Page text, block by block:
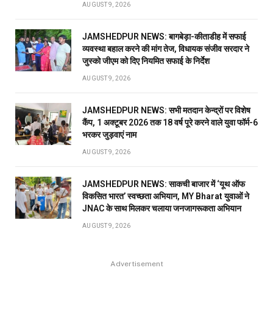
AUGUST 9, 2026
JAMSHEDPUR NEWS: बागबेड़ा-कीताडीह में सफाई
व्यवस्था बहाल करने की मांग तेज, विधायक संजीव सरदार ने
जुस्को जीएम को दिए नियमित सफाई के निर्देश
AUGUST 9, 2026
JAMSHEDPUR NEWS: सभी मतदान केन्द्रों पर विशेष
कैंप, 1 अक्टूबर 2026 तक 18 वर्ष पूरे करने वाले युवा फॉर्म-6
भरकर जुड़वाएं नाम
AUGUST 9, 2026
JAMSHEDPUR NEWS: साकची बाजार में ‘यूथ ऑफ
विकसित भारत’ स्वच्छता अभियान, MY Bharat युवाओं ने
JNAC के साथ मिलकर चलाया जनजागरूकता अभियान
AUGUST 9, 2026
Advertisement